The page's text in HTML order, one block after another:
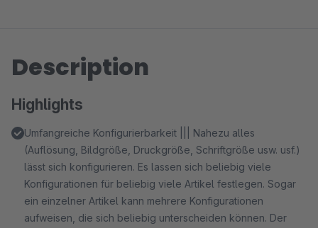
Description
Highlights
Umfangreiche Konfigurierbarkeit ||| Nahezu alles
(Auflösung, Bildgröße, Druckgröße, Schriftgröße usw. usf.)
lässt sich konfigurieren. Es lassen sich beliebig viele
Konfigurationen für beliebig viele Artikel festlegen. Sogar
ein einzelner Artikel kann mehrere Konfigurationen
aufweisen, die sich beliebig unterscheiden können. Der